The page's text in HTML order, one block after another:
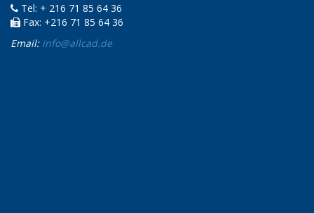
Tel: + 216 71 85 64 36
Fax: +216 71 85 64 36
Email: info@allcad.de